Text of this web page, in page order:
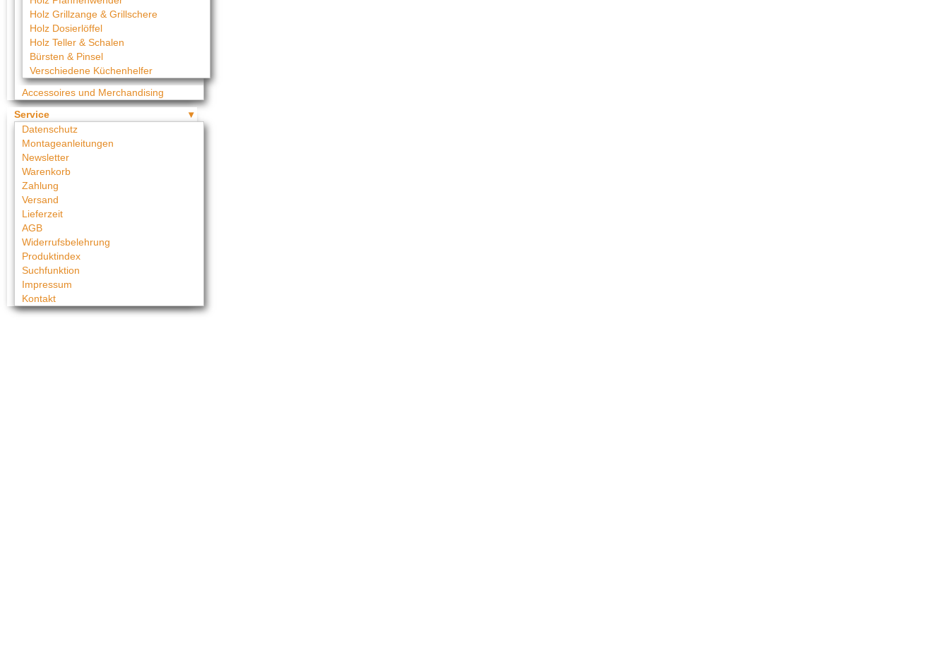
Holz Grillzange & Grillschere
Holz Dosierlöffel
Holz Teller & Schalen
Bürsten & Pinsel
Verschiedene Küchenhelfer
Accessoires und Merchandising
Service
Datenschutz
Montageanleitungen
Newsletter
Warenkorb
Zahlung
Versand
Lieferzeit
AGB
Widerrufsbelehrung
Produktindex
Suchfunktion
Impressum
Kontakt